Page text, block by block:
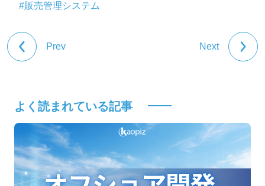
#販売管理システム
Prev Next
よく読まれている記事